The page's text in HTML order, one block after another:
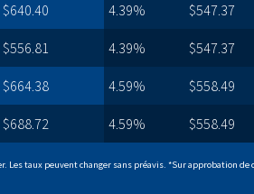
$640.40 4.39% $547.37
$556.81 4.39% $547.37
$664.38 4.59% $558.49
$688.72 4.59% $558.49
taux peuvent changer sans préavis. *Sur approbation de